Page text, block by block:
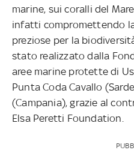
marine, sui coralli del
infatti compromettendo
preziose per la
stato realizzato dalla
aree marine protette di
Punta Coda Cavallo
(Campania), grazie al
Elsa Peretti Foundation.